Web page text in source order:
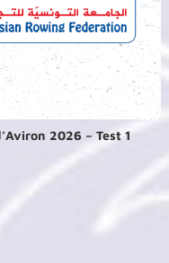
2026 – Test 1